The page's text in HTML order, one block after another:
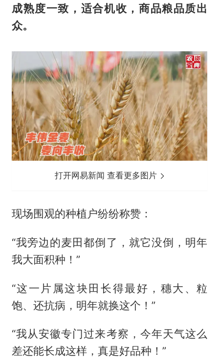
成熟度一致，适合机收，商品粮品质出
众。
打开网易新闻 查看更多图片
现场围观的种植户纷纷称赞：
“我旁边的麦田都倒了，就它没倒，明年
我大面积种！”
“这一片属这块田长得最好，穗大、粒
饱、还抗病，明年就换这个！”
“我从安徽专门过来考察，今年天气这么
差还能长成这样，真是好品种！”